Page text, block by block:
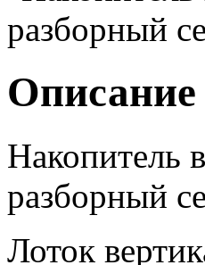
Описание
разборный
Лоток